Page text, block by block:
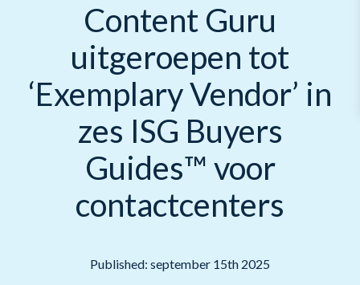
NederlandsContent Guru
uitgeroepen tot
‘Exemplary Vendor’ in
zes ISG Buyers
Guides™ voor
contactcenters
Published: september 15th 2025